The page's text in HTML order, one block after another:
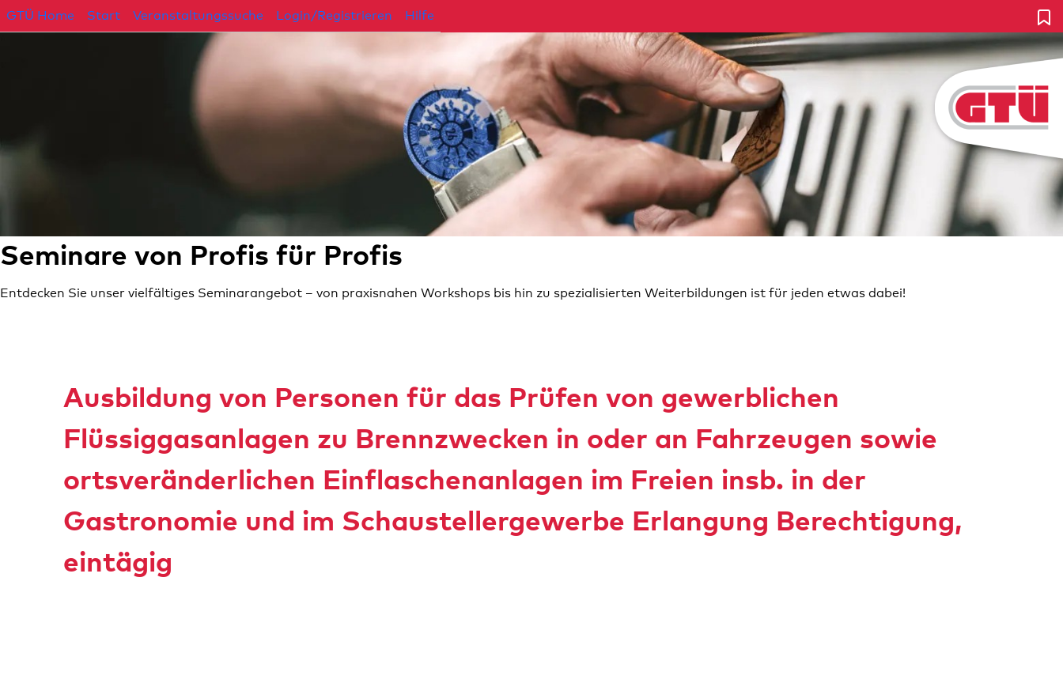
GTÜ Home Start Veranstaltungssuche Login/Registrieren Hilfe
Seminare von Profis für Profis
Entdecken Sie unser vielfältiges Seminarangebot – von praxisnahen Workshops bis hin zu spezialisierten Weiterbildungen ist für jeden etwas dabei!
Ausbildung von Personen für das Prüfen von gewerblichen
Flüssiggasanlagen zu Brennzwecken in oder an Fahrzeugen sowie
ortsveränderlichen Einflaschenanlagen im Freien insb. in der
Gastronomie und im Schaustellergewerbe Erlangung Berechtigung,
eintägig